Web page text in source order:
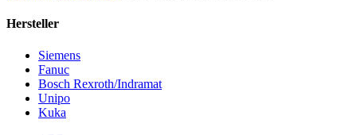
Mit unserer
unseremzertifizierten Reparaturprozess
Qualität zu priorisieren.
Verkauf von Ersatz- und Austauschteilen
Hersteller
Siemens
Fanuc
Bosch Rexroth/Indramat
Unipo
Kuka